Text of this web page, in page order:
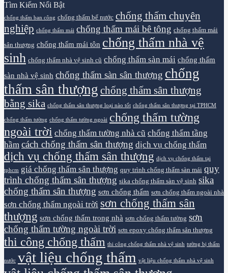
Tìm Kiếm Nổi Bật
chống thấm ban công chống thấm bể nước chống thấm chuyên
nghiệp chống thấm mái chống thấm mái bê tông chống thấm mái
sân thượng chống thấm mái tôn chống thấm nhà vệ
sinh chống thấm nhà vệ sinh cũ chống thấm sàn mái chống thấm
sàn nhà vệ sinh chống thấm sàn sân thượng chống
thấm sân thượng chống thấm sân thượng
bằng sika chống thấm sân thượng loại nào tốt chống thấm sân thượng tại TPHCM
chống thấm tường chống thấm tường ngoài chống thấm tường
ngoài trời chống thấm tường nhà cũ chống thấm tầng
hầm cách chống thấm sân thượng dịch vụ chống thấm
dịch vụ chống thấm sân thượng dịch vụ chống thấm tại
tphcm giá chống thấm sân thượng quy trình chống thấm sàn mái quy
trình chống thấm sân thượng sika chống thấm sàn vệ sinh sika
chống thấm sân thượng sơn chống thấm sơn chống thấm ngoài nhà
sơn chống thấm ngoài trời sơn chống thấm sân
thượng sơn chống thấm trong nhà sơn chống thấm tường sơn
chống thấm tường ngoài trời sơn epoxy chống thấm sân thượng
thi công chống thấm thi công chống thấm nhà vệ sinh tường bị thấm
nước vật liệu chống thấm vật liệu chống thấm nhà vệ sinh